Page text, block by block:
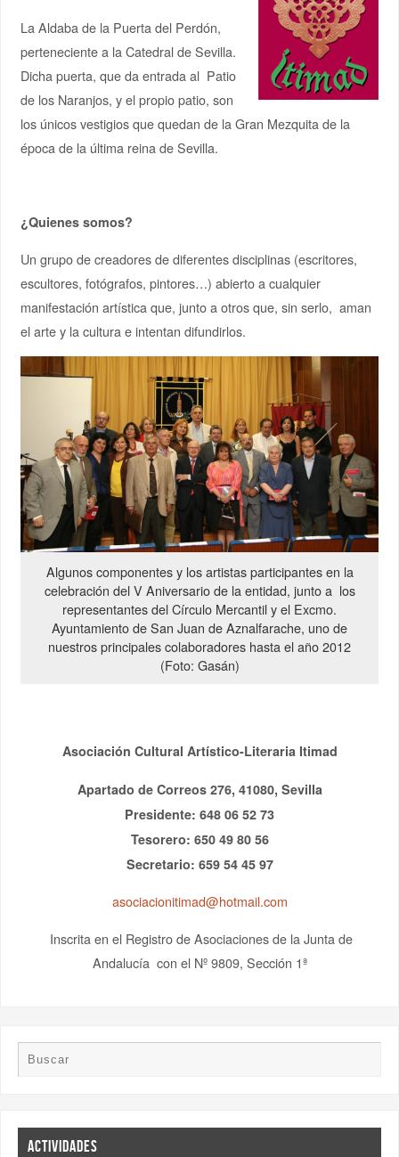
La Aldaba de la Puerta del Perdón,
perteneciente a la Catedral de Sevilla.
Dicha puerta, que da entrada al Patio
de los Naranjos, y el propio patio, son
los únicos vestigios que quedan de la Gran Mezquita de la
época de la última reina de Sevilla.
¿Quienes somos?
Un grupo de creadores de diferentes disciplinas (escritores,
escultores, fotógrafos, pintores…) abierto a cualquier
manifestación artística que, junto a otros que, sin serlo, aman
el arte y la cultura e intentan difundirlos.
Algunos componentes y los artistas participantes en la
celebración del V Aniversario de la entidad, junto a los
representantes del Círculo Mercantil y el Excmo.
Ayuntamiento de San Juan de Aznalfarache, uno de
nuestros principales colaboradores hasta el año 2012
(Foto: Gasán)
Asociación Cultural Artístico-Literaria Itimad
Apartado de Correos 276, 41080, Sevilla
Presidente: 648 06 52 73
Tesorero: 650 49 80 56
Secretario: 659 54 45 97
asociacionitimad@hotmail.com
Inscrita en el Registro de Asociaciones de la Junta de
Andalucía con el Nº 9809, Sección 1ª
ACTIVIDADES